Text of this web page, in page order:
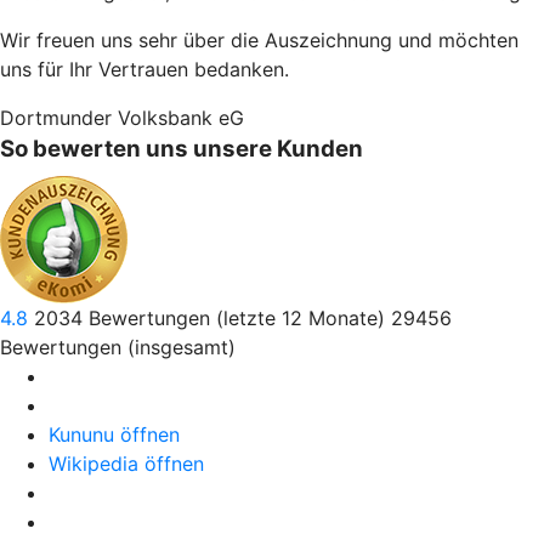
Wir freuen uns sehr über die Auszeichnung und möchten
uns für Ihr Vertrauen bedanken.
Dortmunder Volksbank eG
So bewerten uns unsere Kunden
4.8 2034 Bewertungen (letzte 12 Monate) 29456
Bewertungen (insgesamt)
Kununu öffnen
Wikipedia öffnen